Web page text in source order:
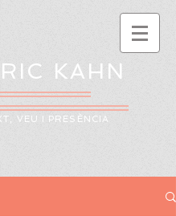
KAHN
VEU I PRESÈNCIA